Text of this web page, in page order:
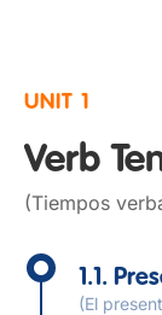
UNIT 1
Verb
(Tiempos
1.1.
(El